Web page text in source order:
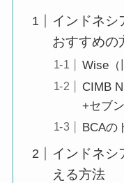
インドネシ
おすすめの
Wise（
CIMB
+セブ
BCAの
インドネシ
える方法